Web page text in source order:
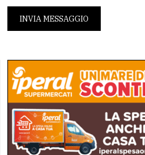
INVIA MESSAGGIO